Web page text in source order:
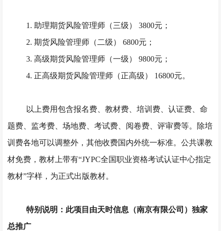
1. 助理期货风险管理师（三级） 3800元；
2. 期货风险管理师（二级） 6800元；
3. 高级期货风险管理师（一级） 9800元；
4. 正高级期货风险管理师（正高级） 16800元。
以上费用包含报名费、教材费、培训费、认证费、命
题费、监考费、场地费、考试费、阅卷费、评审费等。除培
训费各地可以调整外，其他收费国内外统一标准。公共课教
材免费，教材上带有“JYPC全国职业资格考试认证中心指定
教材”字样，为正式出版教材。
特别说明：此项目由天时信息（南京有限公司）独家
总推广